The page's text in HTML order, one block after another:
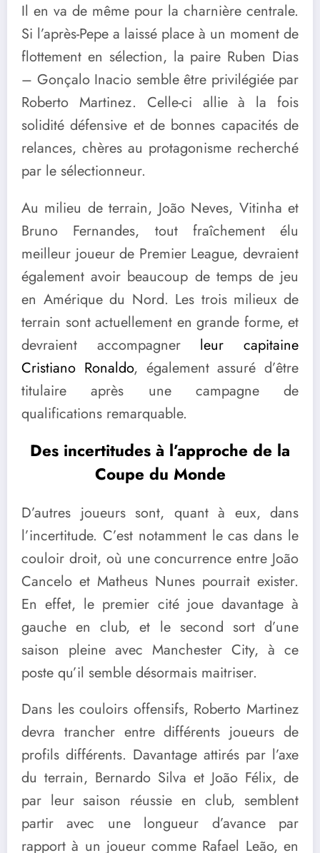
Il en va de même pour la charnière centrale.
Si l’après-Pepe a laissé place à un moment de
flottement en sélection, la paire Ruben Dias
– Gonçalo Inacio semble être privilégiée par
Roberto Martinez. Celle-ci allie à la fois
solidité défensive et de bonnes capacités de
relances, chères au protagonisme recherché
par le sélectionneur.
Au milieu de terrain, João Neves, Vitinha et
Bruno Fernandes, tout fraîchement élu
meilleur joueur de Premier League, devraient
également avoir beaucoup de temps de jeu
en Amérique du Nord. Les trois milieux de
terrain sont actuellement en grande forme, et
devraient accompagner leur capitaine
Cristiano Ronaldo, également assuré d’être
titulaire après une campagne de
qualifications remarquable.
Des incertitudes à l’approche de la
Coupe du Monde
D’autres joueurs sont, quant à eux, dans
l’incertitude. C’est notamment le cas dans le
couloir droit, où une concurrence entre João
Cancelo et Matheus Nunes pourrait exister.
En effet, le premier cité joue davantage à
gauche en club, et le second sort d’une
saison pleine avec Manchester City, à ce
poste qu’il semble désormais maitriser.
Dans les couloirs offensifs, Roberto Martinez
devra trancher entre différents joueurs de
profils différents. Davantage attirés par l’axe
du terrain, Bernardo Silva et João Félix, de
par leur saison réussie en club, semblent
partir avec une longueur d’avance par
rapport à un joueur comme Rafael Leão, en